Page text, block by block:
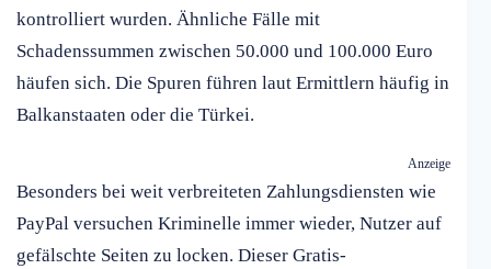
kontrolliert wurden. Ähnliche Fälle mit
Schadenssummen zwischen 50.000 und 100.000 Euro
häufen sich. Die Spuren führen laut Ermittlern häufig in
Balkanstaaten oder die Türkei.
Anzeige
Besonders bei weit verbreiteten Zahlungsdiensten wie
PayPal versuchen Kriminelle immer wieder, Nutzer auf
gefälschte Seiten zu locken. Dieser Gratis-